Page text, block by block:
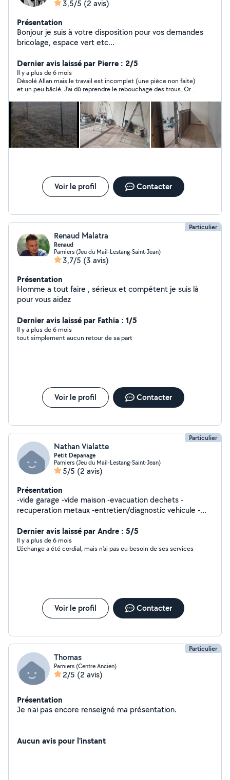
3,5/5 (2 avis)
Présentation
Bonjour je suis à votre disposition pour vos demandes
bricolage, espace vert etc...
Dernier avis laissé par Pierre : 2/5
Il y a plus de 6 mois
Désolé Allan mais le travail est incomplet (une pièce non faite)
et un peu bâclé. J’ai dû reprendre le rebouchage des trous. Or
Voir le profil Contacter
Particulier
Renaud Malatra
Renaud
Pamiers (Jeu du Mail-Lestang-Saint-Jean)
3,7/5 (3 avis)
Présentation
Homme a tout faire , sérieux et compétent je suis là
pour vous aidez
Dernier avis laissé par Fathia : 1/5
Il y a plus de 6 mois
tout simplement aucun retour de sa part
Voir le profil Contacter
Particulier
Nathan Vialatte
Petit Depanage
Pamiers (Jeu du Mail-Lestang-Saint-Jean)
5/5 (2 avis)
Présentation
-vide garage -vide maison -evacuation dechets -
recuperation metaux -entretien/diagnostic vehicule -
véhicule -etc
Dernier avis laissé par Andre : 5/5
Il y a plus de 6 mois
L'échange a été cordial, mais n'ai pas eu besoin de ses services
Voir le profil Contacter
Particulier
Thomas
Pamiers (Centre Ancien)
2/5 (2 avis)
Présentation
Je n'ai pas encore renseigné ma présentation.
Aucun avis pour l'instant